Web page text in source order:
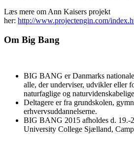
Læs mere om Ann Kaisers projekt
her: http://www.projectengin.com/
Om Big Bang
BIG BANG er Danmarks
alle, der underviser, udvikler eller
naturfaglige og
Deltagere er fra grundskolen,
erhvervsuddannelserne.
BIG BANG 2015 afholdes d. 19.-
University College Sjælland,